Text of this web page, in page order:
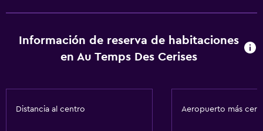
Información de reserva de habitaciones
en Au Temps Des Cerises
Distancia al centro Aeropuerto más